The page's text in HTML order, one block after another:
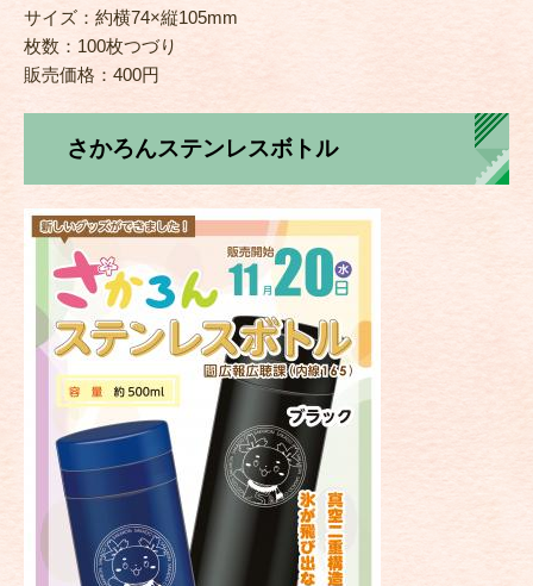
サイズ：約横74×縦105mm
枚数：100枚つづり
販売価格：400円
さかろんステンレスボトル